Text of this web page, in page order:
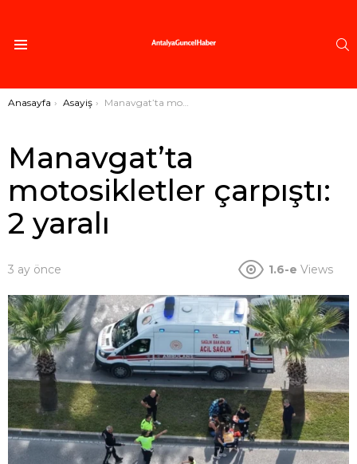
Buradasınız:
Anasayfa Asayiş Manavgat’ta motosikletler çarpıştı: 2 yaralı
Manavgat’ta
motosikletler çarpıştı:
2 yaralı
3 ay önce 1.6-e Views